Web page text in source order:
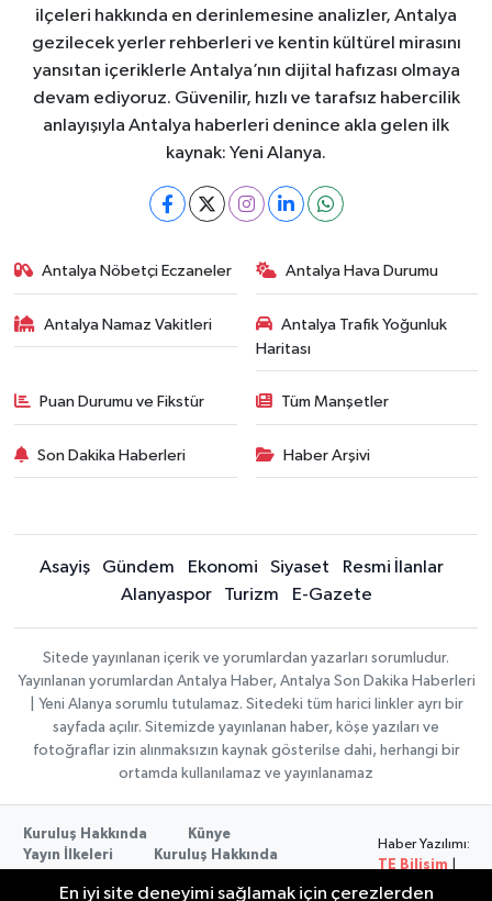
ilçeleri hakkında en derinlemesine analizler, Antalya
gezilecek yerler rehberleri ve kentin kültürel mirasını
yansıtan içeriklerle Antalya’nın dijital hafızası olmaya
devam ediyoruz. Güvenilir, hızlı ve tarafsız habercilik
anlayışıyla Antalya haberleri denince akla gelen ilk
kaynak: Yeni Alanya.
Antalya Nöbetçi Eczaneler Antalya Hava Durumu
Antalya Namaz Vakitleri
Antalya Trafik Yoğunluk
Haritası
Puan Durumu ve Fikstür Tüm Manşetler
Son Dakika Haberleri Haber Arşivi
Asayiş Gündem Ekonomi Siyaset
Resmi İlanlar
Alanyaspor
Turizm E-Gazete
Sitede yayınlanan içerik ve yorumlardan yazarları sorumludur.
Yayınlanan yorumlardan Antalya Haber, Antalya Son Dakika Haberleri
| Yeni Alanya sorumlu tutulamaz. Sitedeki tüm harici linkler ayrı bir
sayfada açılır. Sitemizde yayınlanan haber, köşe yazıları ve
fotoğraflar izin alınmaksızın kaynak gösterilse dahi, herhangi bir
ortamda kullanılamaz ve yayınlanamaz
Kuruluş Hakkında
Künye
Yayın İlkeleri
Kuruluş Hakkında
Kullanım Şartları
Haber Yazılımı:
TE Bilişim
Copyright ©
En iyi site deneyimi sağlamak için çerezlerden